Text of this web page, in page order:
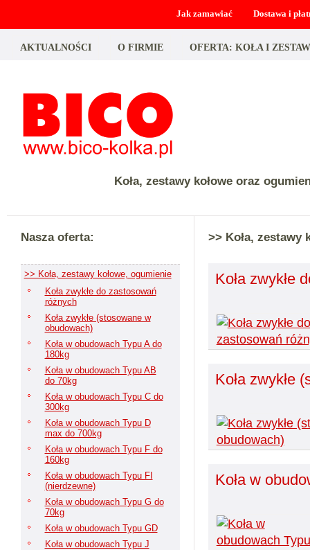
Jak zamawiać Dostawa i
AKTUALNOŚCI O FIRMIE OFERTA: KOŁA I
Koła, zestawy kołowe oraz
Nasza oferta:
>> Koła, zestawy kołowe, ogumienie
Koła zwykłe do zastosowań
różnych
Koła zwykłe (stosowane w
obudowach)
Koła w obudowach Typu A do
180kg
Koła w obudowach Typu AB
do 70kg
Koła w obudowach Typu C do
300kg
Koła w obudowach Typu D
max do 700kg
Koła w obudowach Typu F do
160kg
Koła w obudowach Typu FI
(nierdzewne)
Koła w obudowach Typu G do
70kg
Koła w obudowach Typu GD
Koła w obudowach Typu J
>> Koła, zestawy
Koła zwykłe
Koła zwykłe
Koła w